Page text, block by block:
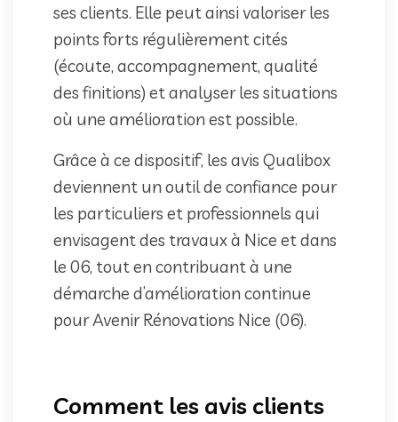
ses clients. Elle peut ainsi valoriser les
points forts régulièrement cités
(écoute, accompagnement, qualité
des finitions) et analyser les situations
où une amélioration est possible.
Grâce à ce dispositif, les avis Qualibox
deviennent un outil de confiance pour
les particuliers et professionnels qui
envisagent des travaux à Nice et dans
le 06, tout en contribuant à une
démarche d’amélioration continue
pour Avenir Rénovations Nice (06).
Comment les avis clients